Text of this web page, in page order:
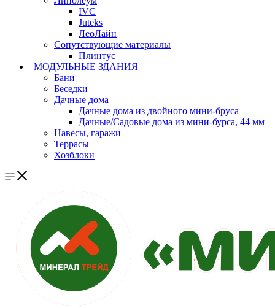
IVC
Juteks
ЛеоЛайн
Сопутствующие материалы
Плинтус
МОДУЛЬНЫЕ ЗДАНИЯ
Бани
Беседки
Дачные дома
Дачные дома из двойного мини-бруса
Дачные/Садовые дома из мини-бурса, 44 мм
Навесы, гаражи
Террасы
Хозблоки